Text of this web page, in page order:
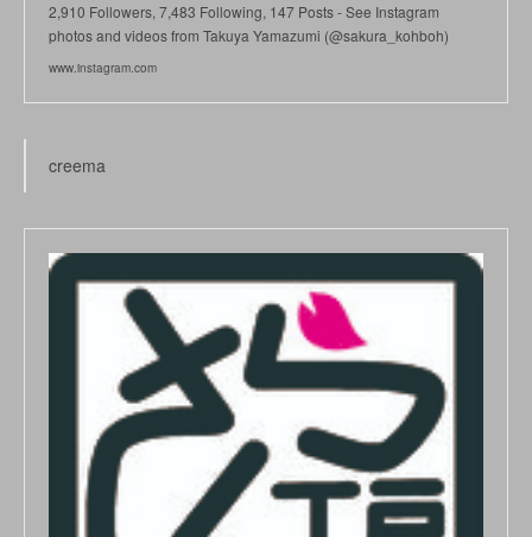
2,910 Followers, 7,483 Following, 147 Posts - See Instagram
photos and videos from Takuya Yamazumi (@sakura_kohboh)
www.instagram.com
creema